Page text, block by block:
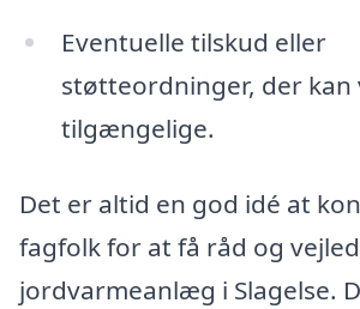
Eventuelle tilskud eller
støtteordninger, der
tilgængelige.
Det er altid en god idé at
fagfolk for at få råd og
jordvarmeanlæg i Slagelse.